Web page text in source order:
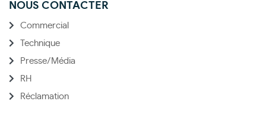
NOUS CONTACTER
Commercial
Technique
Presse/Média
RH
Réclamation